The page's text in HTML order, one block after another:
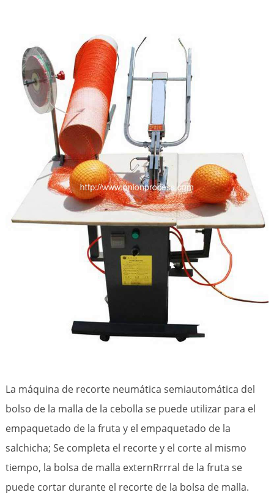
La máquina de recorte neumática semiautomática del
bolso de la malla de la cebolla se puede utilizar para el
empaquetado de la fruta y el empaquetado de la
salchicha; Se completa el recorte y el corte al mismo
tiempo, la bolsa de malla externRrrral de la fruta se
puede cortar durante el recorte de la bolsa de malla.